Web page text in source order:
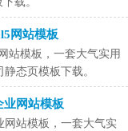
网站模板
站模板，一套大气实用
态页模板下载。
业网站模板
网站模板，一套大气实